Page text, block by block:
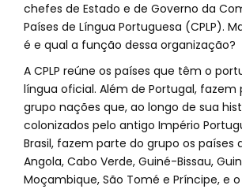
chefes de Estado e de Governo da
Países de Língua Portuguesa (CPLP).
é e qual a função dessa organização?
A CPLP reúne os países que têm o
língua oficial. Além de Portugal, fazem
grupo nações que, ao longo de sua
colonizados pelo antigo Império
Brasil, fazem parte do grupo os países
Angola, Cabo Verde, Guiné-Bissau,
Moçambique, São Tomé e Príncipe, e